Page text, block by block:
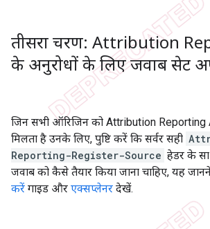
तीसरा चरण: Attribution
के अनुरोधों के लिए जवाब सेट
जिन सभी ऑरिजिन को Attribution Reporting
मिलता है उनके लिए, पुष्टि करें कि सर्वर सही
Reporting-Register-Source हेडर के
जवाब को कैसे तैयार किया जाना चाहिए, यह
करें गाइड और एक्सप्लेनर देखें.